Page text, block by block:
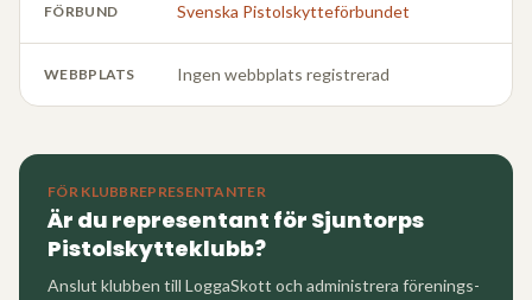
FÖRBUND Svenska Pistolskytteförbundet
WEBBPLATS Ingen webbplats registrerad
FÖR KLUBBREPRESENTANTER
Är du representant för Sjuntorps
Pistolskytteklubb?
Anslut klubben till LoggaSkott och administrera förenings-